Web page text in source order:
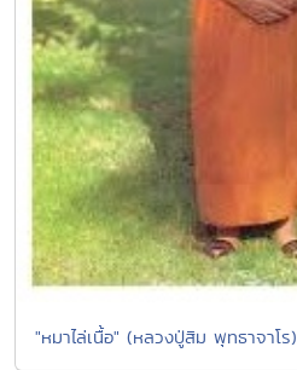
"หมาไล่เนื้อ" (หลวงปู่สิม พุทธาจาโร)